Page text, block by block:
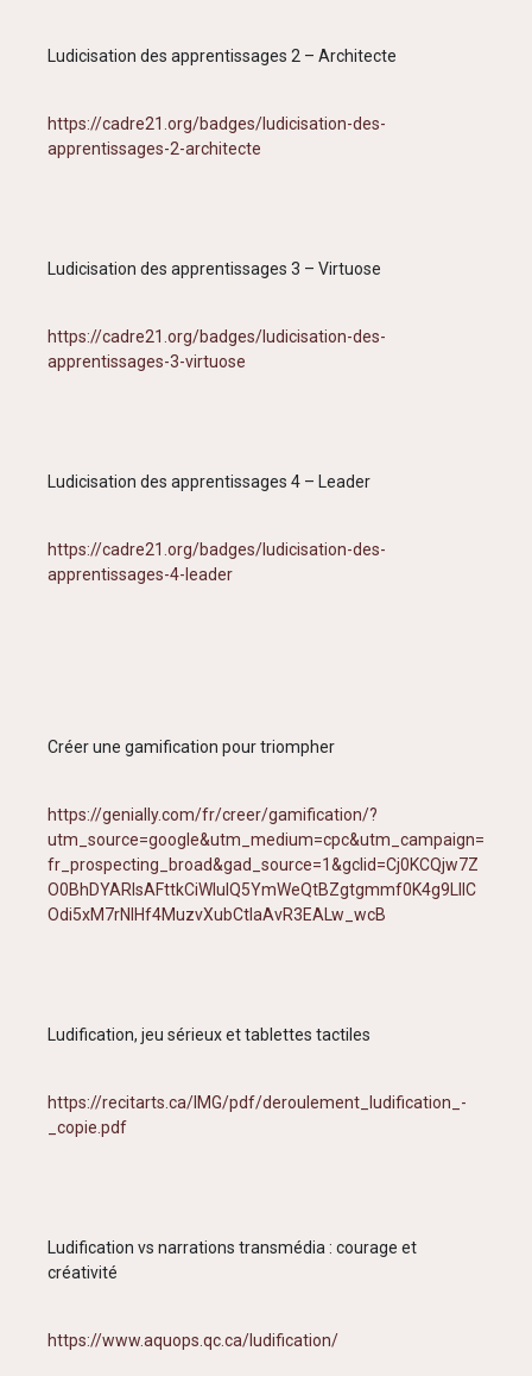
Ludicisation des apprentissages 2 – Architecte
https://cadre21.org/badges/ludicisation-des-
apprentissages-2-architecte
Ludicisation des apprentissages 3 – Virtuose
https://cadre21.org/badges/ludicisation-des-
apprentissages-3-virtuose
Ludicisation des apprentissages 4 – Leader
https://cadre21.org/badges/ludicisation-des-
apprentissages-4-leader
Créer une gamification pour triompher
https://genially.com/fr/creer/gamification/?
utm_source=google&utm_medium=cpc&utm_campaign=
fr_prospecting_broad&gad_source=1&gclid=Cj0KCQjw7Z
O0BhDYARIsAFttkCiWluIQ5YmWeQtBZgtgmmf0K4g9LIIC
Odi5xM7rNlHf4MuzvXubCtIaAvR3EALw_wcB
Ludification, jeu sérieux et tablettes tactiles
https://recitarts.ca/IMG/pdf/deroulement_ludification_-
_copie.pdf
Ludification vs narrations transmédia : courage et
créativité
https://www.aquops.qc.ca/ludification/